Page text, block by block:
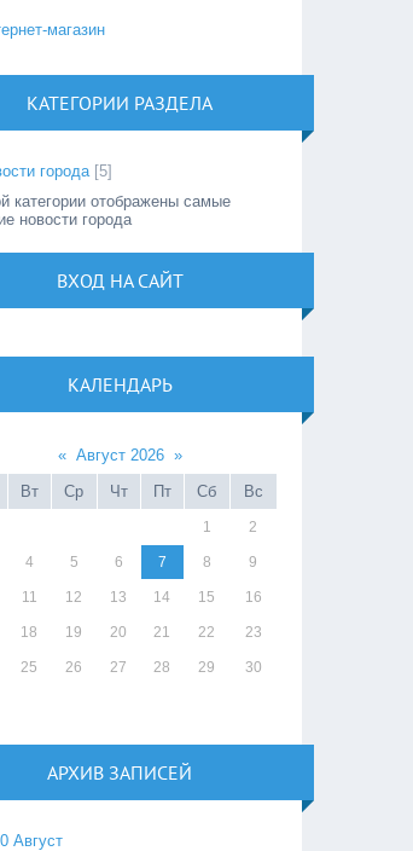
магазин
КАТЕГОРИИ РАЗДЕЛА
города [5]
категории отображены самые
новости города
ВХОД НА САЙТ
КАЛЕНДАРЬ
« Август 2026 »
Вт Ср Чт Пт Сб Вс
1 2
4 5 6 7 8 9
11 12 13 14 15 16
18 19 20 21 22 23
25 26 27 28 29 30
АРХИВ ЗАПИСЕЙ
Август